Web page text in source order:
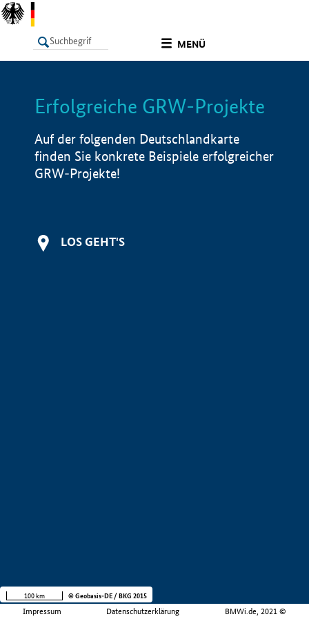
MENÜ
LISTE Info
Erfolgreiche GRW-Projekte
Auf der folgenden Deutschlandkarte
finden Sie konkrete Beispiele erfolgreicher
GRW-Projekte!
LOS GEHT'S
Impressum Datenschutzerklärung BMWi.de, 2021 ©
100 km © Geobasis-DE / BKG 2015